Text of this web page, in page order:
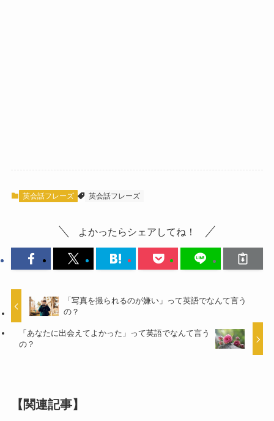
英会話フレーズ 英会話フレーズ
よかったらシェアしてね！
「写真を撮られるのが嫌い」って英語でなんて言う
の？
「あなたに出会えてよかった」って英語でなんて言う
の？
【関連記事】